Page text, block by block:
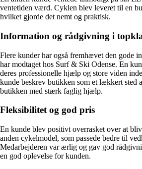
ventetiden værd. Cyklen blev leveret til en
hvilket gjorde det nemt og praktisk.
Information og rådgivning i
Flere kunder har også fremhævet den gode
har modtaget hos Surf & Ski Odense. En
deres professionelle hjælp og store viden
kunde beskrev butikken som et lækkert sted
butikken med stærk faglig hjælp.
Fleksibilitet og god pris
En kunde blev positivt overrasket over at
anden cykelmodel, som passede bedre til
Medarbejderen var ærlig og gav god
en god oplevelse for kunden.